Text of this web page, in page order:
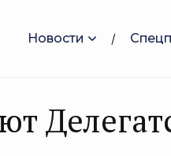
Новости